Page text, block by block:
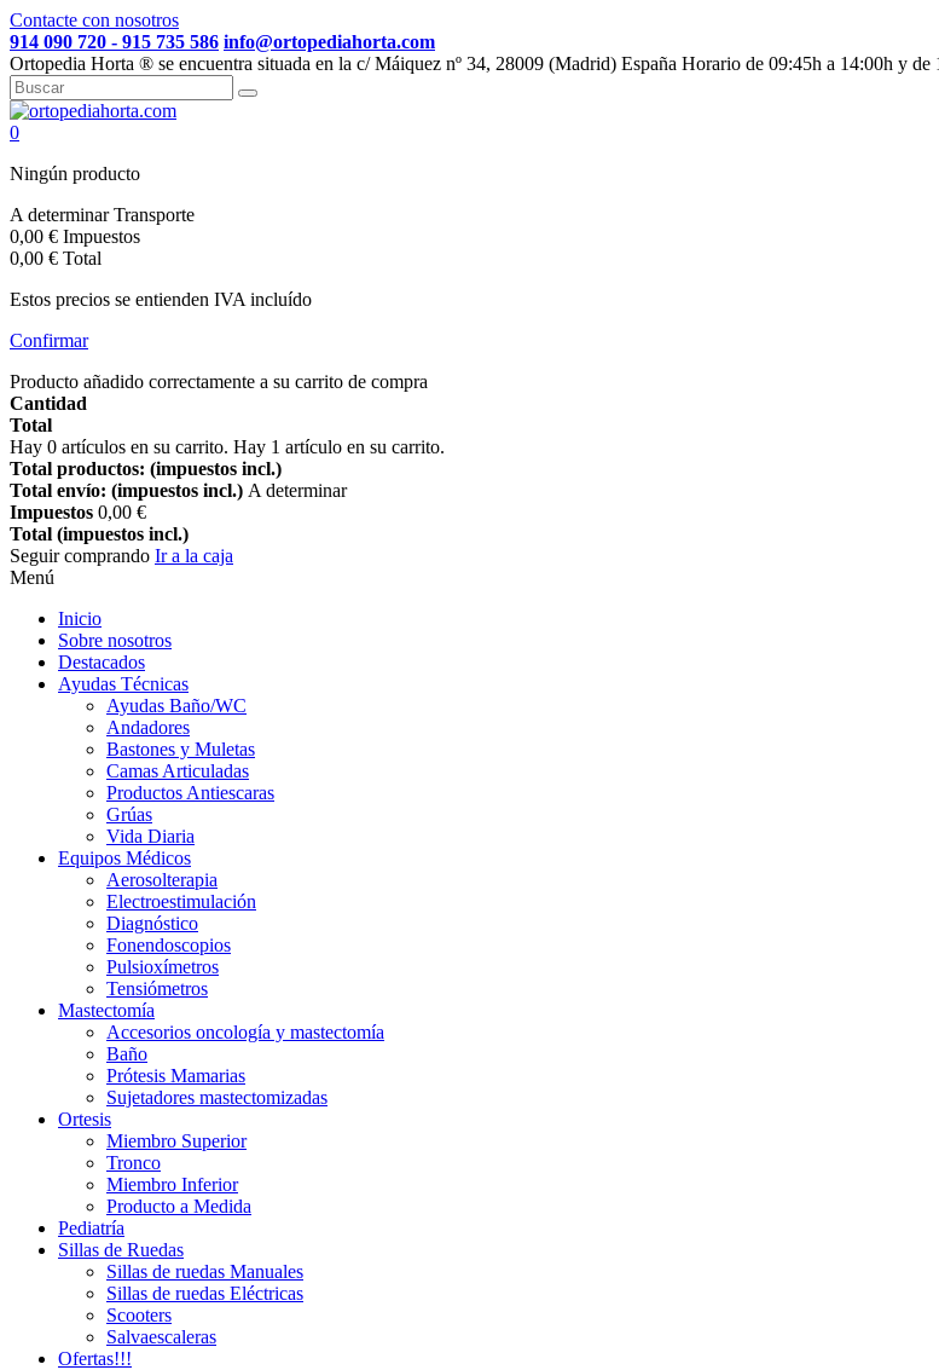
Contacte con nosotros
914 090 720 - 915 735 586 info@ortopediahorta.com
Ortopedia Horta ® se encuentra situada en la c/ Máiquez nº 34, 28009 (Madrid) España Horario de 09:45h a 14:00h y de
0
Ningún producto
A determinarTransporte
0,00 € Impuestos
0,00 € Total
Estos precios se entienden IVA incluído
Confirmar
Producto añadido correctamente a su carrito de compra
Cantidad
Total
Hay 0 artículos en su carrito. Hay 1 artículo en su carrito.
Total productos: (impuestos incl.)
Total envío: (impuestos incl.) A determinar
Impuestos 0,00 €
Total (impuestos incl.)
Seguir comprando Ir a la caja
Menú
Inicio
Sobre nosotros
Destacados
Ayudas Técnicas
Ayudas Baño/WC
Andadores
Bastones y Muletas
Camas Articuladas
Productos Antiescaras
Grúas
Vida Diaria
Equipos Médicos
Aerosolterapia
Electroestimulación
Diagnóstico
Fonendoscopios
Pulsioxímetros
Tensiómetros
Mastectomía
Accesorios oncología y mastectomía
Baño
Prótesis Mamarias
Sujetadores mastectomizadas
Ortesis
Miembro Superior
Tronco
Miembro Inferior
Producto a Medida
Pediatría
Sillas de Ruedas
Sillas de ruedas Manuales
Sillas de ruedas Eléctricas
Scooters
Salvaescaleras
Ofertas!!!